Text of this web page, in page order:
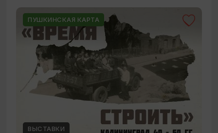
ПУШКИНСКАЯ КАРТА
ВЫСТАВКИ